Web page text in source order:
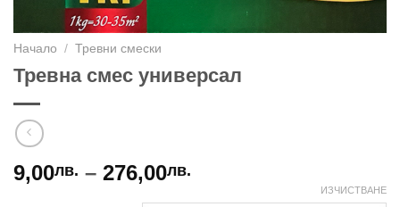
Начало / Тревни смески
Тревна смес универсал
9,00лв. – 276,00лв.
ИЗЧИСТВАНЕ